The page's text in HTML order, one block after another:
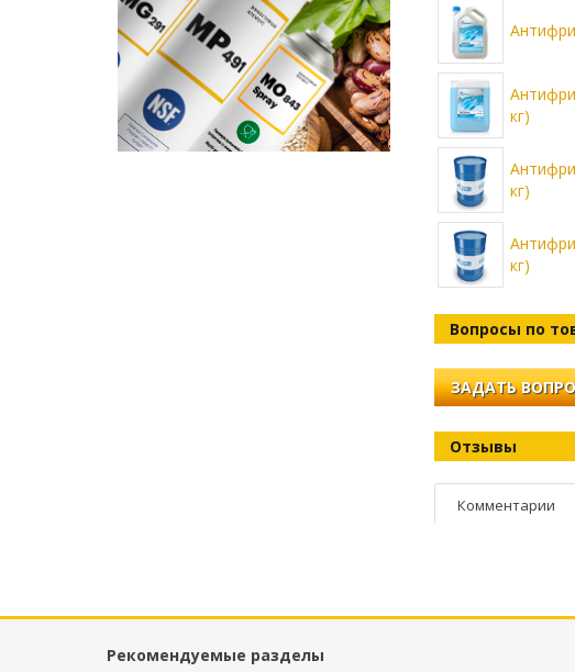
кг)
кг)
кг)
Вопросы по
ЗАДАТЬ
Отзывы
Комментарии
Рекомендуемые разделы